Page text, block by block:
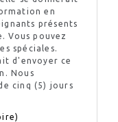
en
présents
Vous pouvez
spéciales.
d'envoyer ce
Nous
cinq (5) jours